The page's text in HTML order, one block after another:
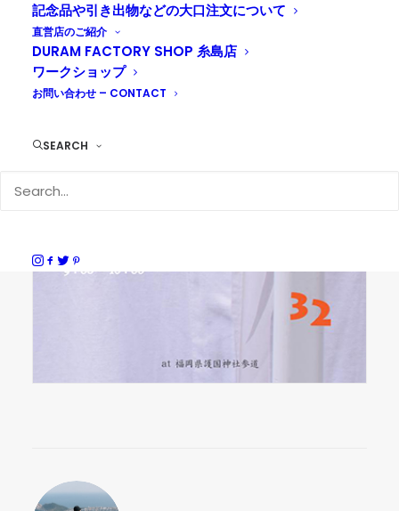
記念品や引き出物などの大口注文について
直営店のご紹介
DURAM FACTORY SHOP 糸島店
ワークショップ
お問い合わせ – CONTACT
SEARCH